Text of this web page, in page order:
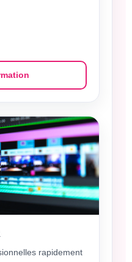
rapidement